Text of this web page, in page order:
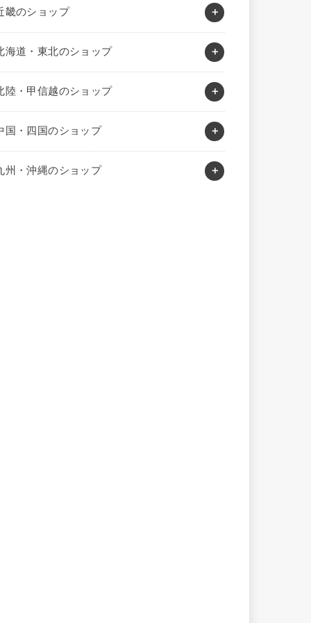
畿のショップ
海道・東北のショップ
陸・甲信越のショップ
国・四国のショップ
州・沖縄のショップ